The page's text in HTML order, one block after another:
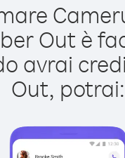
Out è
avrai
Out, potrai: